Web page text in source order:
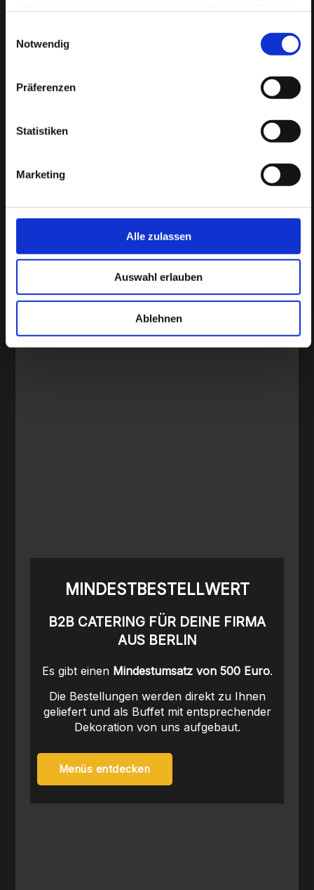
Notwendig
Präferenzen
Statistiken
Marketing
Alle zulassen
Auswahl erlauben
Ablehnen
MINDESTBESTELLWERT
B2B CATERING FÜR DEINE FIRMA
AUS BERLIN
Es gibt einen Mindestumsatz von 500 Euro.
Die Bestellungen werden direkt zu Ihnen
geliefert und als Buffet mit entsprechender
Dekoration von uns aufgebaut.
Menüs entdecken